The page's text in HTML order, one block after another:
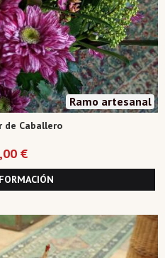
Ramo artesanal
de Caballero
€